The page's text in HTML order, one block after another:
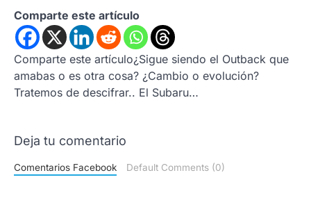
Comparte este artículo
Comparte este artículo¿Sigue siendo el Outback que
amabas o es otra cosa? ¿Cambio o evolución?
Tratemos de descifrar.. El Subaru…
Deja tu comentario
Comentarios Facebook Default Comments (0)